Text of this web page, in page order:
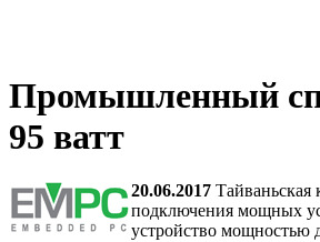
Промышленный
95 ватт
20.06.2017 Тайваньская
подключения мощных
устройство мощностью